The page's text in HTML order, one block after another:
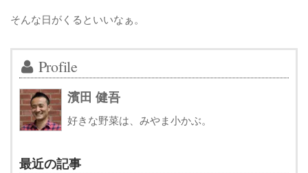
そんな日がくるといいなぁ。
Profile
濱田 健吾
好きな野菜は、みやま小かぶ。
最近の記事